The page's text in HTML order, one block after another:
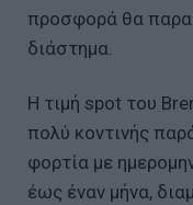
προσφορά θα
διάστημα.
Η τιμή spot του
πολύ κοντινής
φορτία με
έως έναν μήνα,